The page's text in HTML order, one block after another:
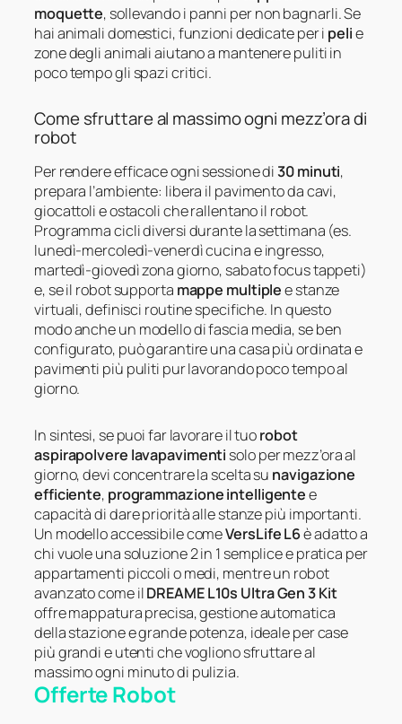
moquette, sollevando i panni per non bagnarli. Se
hai animali domestici, funzioni dedicate per i pelie
zone degli animali aiutano a mantenere puliti in
poco tempo gli spazi critici.
Come sfruttare al massimo ogni mezz’ora di
robot
Per rendere efficace ogni sessione di30 minuti,
prepara l’ambiente: libera il pavimento da cavi,
giocattoli e ostacoli che rallentano il robot.
Programma cicli diversi durante la settimana (es.
lunedì-mercoledì-venerdì cucina e ingresso,
martedì-giovedì zona giorno, sabato focus tappeti)
e, se il robot supporta mappe multiplee stanze
virtuali, definisci routine specifiche. In questo
modo anche un modello di fascia media, se ben
configurato, può garantire una casa più ordinata e
pavimenti più puliti pur lavorando poco tempo al
giorno.
In sintesi, se puoi far lavorare il tuorobot
aspirapolvere lavapavimenti solo per mezz’ora al
giorno, devi concentrare la scelta su navigazione
efficiente, programmazione intelligentee
capacità di dare priorità alle stanze più importanti.
Un modello accessibile comeVersLife L6è adatto a
chi vuole una soluzione 2 in 1 semplice e pratica per
appartamenti piccoli o medi, mentre un robot
avanzato come ilDREAME L10s Ultra Gen 3 Kit
offre mappatura precisa, gestione automatica
della stazione e grande potenza, ideale per case
più grandi e utenti che vogliono sfruttare al
massimo ogni minuto di pulizia.
Offerte Robot